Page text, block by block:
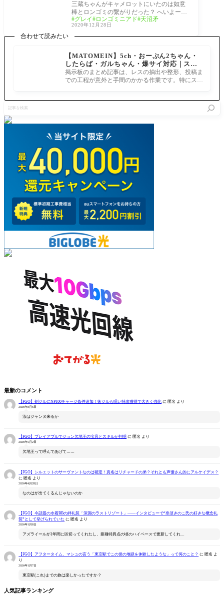
三蔵ちゃんがキャメロットにいたのは如意
棒とロンゴミの繋がりだった？ へいよーか
るでらっくす！ 三蔵ちゃんバトル時に如意
棒振
グレイ ロンゴミニアド 天沼矛
2020年12月28日
合わせて読みたい
【MATOMEIN】5ch・おーぷん2ちゃん・
したらば・ガルちゃん・爆サイ対応｜スマ
ホでまとめ記事を作れるアプリ FGOのまと
め記事ができるまで
掲示板のまとめ記事は、レスの抽出や整形、投稿ま
での工程が意外と手間のかかる作業です。特にスマ
を
検
最新のコメント
【FGO】剣ジルにNP100チャージ条件追加！術ジルも呪い特攻獲得で大きく強化 に 匿名 より
2026年8月6日
汝はジャンヌ来るか
【FGO】プレイアブルでジョン欠地王の宝具とスキルが判明 に 匿名 より
2026年5月2日
欠地王って呼んであげて……
【FGO】シルエットのサーヴァントなのは確定！真名はリチャードの弟？それとも声優さん的にアルケイデス？
に匿名 より
2026年4月28日
なのはが出てくるんじゃないのか
【FGO】今話題の水着BBの絆礼装「深淵のラストリゾート」――インタビューで“奈須きのこ氏の好きな概念礼
装”として挙げられていた に 匿名 より
2026年1月8日
アズライールが1年間に区切ってくれたし、亜種特異点の頃のハイペースで更新してくれ…
【FGO】アフタータイム、マシュの言う「東京駅でこの世の地獄を体験したような」って何のこと？ に 匿名 よ
り
2026年1月7日
東京駅(これ)までの旅は楽しかったですか？
人気記事ランキング